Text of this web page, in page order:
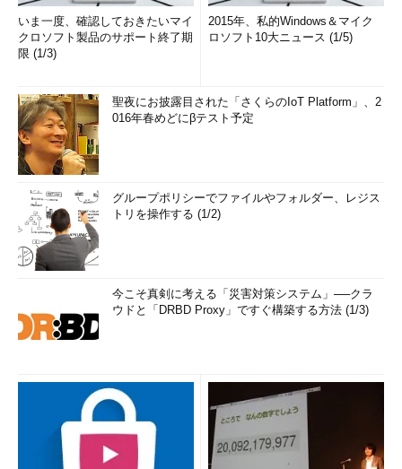
いま一度、確認しておきたいマイ
クロソフト製品のサポート終了期
限 (1/3)
2015年、私的Windows＆マイク
ロソフト10大ニュース (1/5)
聖夜にお披露目された「さくらのIoT Platform」、2
016年春めどにβテスト予定
グループポリシーでファイルやフォルダー、レジス
トリを操作する (1/2)
今こそ真剣に考える「災害対策システム」──クラ
ウドと「DRBD Proxy」ですぐ構築する方法 (1/3)